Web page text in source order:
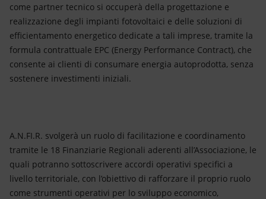
come partner tecnico si occuperà della progettazione e
realizzazione degli impianti fotovoltaici e delle soluzioni di
efficientamento energetico dedicate a tali imprese, tramite la
formula contrattuale EPC (Energy Performance Contract), che
consente ai clienti di consumare energia autoprodotta, senza
sostenere investimenti iniziali.
A.N.FI.R. svolgerà un ruolo di facilitazione e coordinamento
tramite le 18 Finanziarie Regionali aderenti all’Associazione, le
quali potranno sottoscrivere accordi operativi specifici a
livello territoriale, con l’obiettivo di rafforzare il proprio ruolo
come strumenti operativi per lo sviluppo economico,